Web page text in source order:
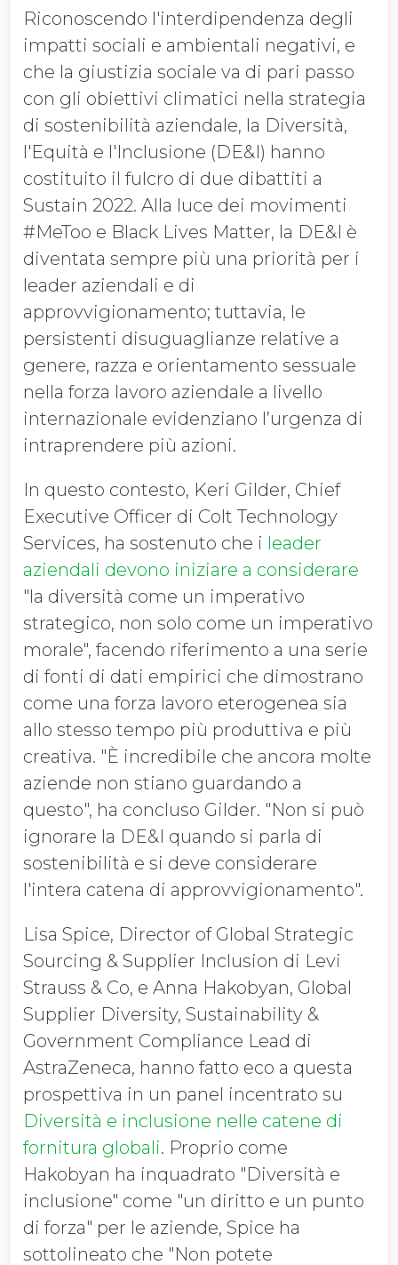
Riconoscendo l'interdipendenza degli
impatti sociali e ambientali negativi, e
che la giustizia sociale va di pari passo
con gli obiettivi climatici nella strategia
di sostenibilità aziendale, la Diversità,
l'Equità e l'Inclusione (DE&I) hanno
costituito il fulcro di due dibattiti a
Sustain 2022. Alla luce dei movimenti
#MeToo e Black Lives Matter, la DE&I è
diventata sempre più una priorità per i
leader aziendali e di
approvvigionamento; tuttavia, le
persistenti disuguaglianze relative a
genere, razza e orientamento sessuale
nella forza lavoro aziendale a livello
internazionale evidenziano l’urgenza di
intraprendere più azioni.
In questo contesto, Keri Gilder, Chief
Executive Officer di Colt Technology
Services, ha sostenuto che i leader
aziendali devono iniziare a considerare
"la diversità come un imperativo
strategico, non solo come un imperativo
morale", facendo riferimento a una serie
di fonti di dati empirici che dimostrano
come una forza lavoro eterogenea sia
allo stesso tempo più produttiva e più
creativa. "È incredibile che ancora molte
aziende non stiano guardando a
questo", ha concluso Gilder. "Non si può
ignorare la DE&I quando si parla di
sostenibilità e si deve considerare
l'intera catena di approvvigionamento".
Lisa Spice, Director of Global Strategic
Sourcing & Supplier Inclusion di Levi
Strauss & Co, e Anna Hakobyan, Global
Supplier Diversity, Sustainability &
Government Compliance Lead di
AstraZeneca, hanno fatto eco a questa
prospettiva in un panel incentrato su
Diversità e inclusione nelle catene di
fornitura globali. Proprio come
Hakobyan ha inquadrato "Diversità e
inclusione" come "un diritto e un punto
di forza" per le aziende, Spice ha
sottolineato che "Non potete